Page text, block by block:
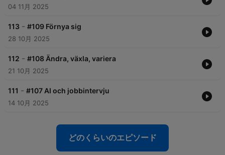
04 11月 2025
113 - #109 Förnya sig
28 10月 2025
112 - #108 Ändra, växla, variera
21 10月 2025
111 - #107 AI och jobbintervju
14 10月 2025
どのくらいのエピソード